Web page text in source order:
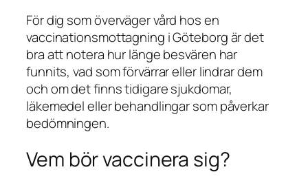
För dig som överväger vård hos en
vaccinationsmottagning i Göteborg är det
bra att notera hur länge besvären har
funnits, vad som förvärrar eller lindrar dem
och om det finns tidigare sjukdomar,
läkemedel eller behandlingar som påverkar
bedömningen.
Vem bör vaccinera sig?